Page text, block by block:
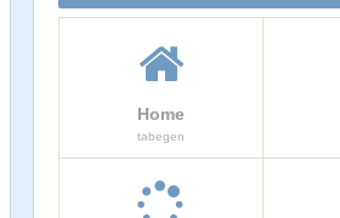
Home
tabegen